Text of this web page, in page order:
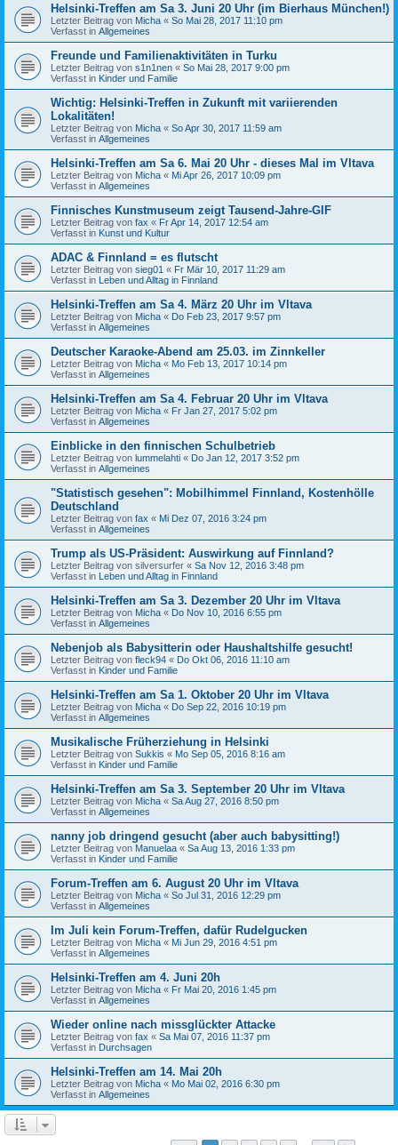
Helsinki-Treffen am Sa 3. Juni 20 Uhr (im Bierhaus München!)
Letzter Beitrag von Micha « So Mai 28, 2017 11:10 pm
Verfasst in Allgemeines
Freunde und Familienaktivitäten in Turku
Letzter Beitrag von s1n1nen « So Mai 28, 2017 9:00 pm
Verfasst in Kinder und Familie
Wichtig: Helsinki-Treffen in Zukunft mit variierenden
Lokalitäten!
Letzter Beitrag von Micha « So Apr 30, 2017 11:59 am
Verfasst in Allgemeines
Helsinki-Treffen am Sa 6. Mai 20 Uhr - dieses Mal im Vltava
Letzter Beitrag von Micha « Mi Apr 26, 2017 10:09 pm
Verfasst in Allgemeines
Finnisches Kunstmuseum zeigt Tausend-Jahre-GIF
Letzter Beitrag von fax « Fr Apr 14, 2017 12:54 am
Verfasst in Kunst und Kultur
ADAC & Finnland = es flutscht
Letzter Beitrag von sieg01 « Fr Mär 10, 2017 11:29 am
Verfasst in Leben und Alltag in Finnland
Helsinki-Treffen am Sa 4. März 20 Uhr im Vltava
Letzter Beitrag von Micha « Do Feb 23, 2017 9:57 pm
Verfasst in Allgemeines
Deutscher Karaoke-Abend am 25.03. im Zinnkeller
Letzter Beitrag von Micha « Mo Feb 13, 2017 10:14 pm
Verfasst in Allgemeines
Helsinki-Treffen am Sa 4. Februar 20 Uhr im Vltava
Letzter Beitrag von Micha « Fr Jan 27, 2017 5:02 pm
Verfasst in Allgemeines
Einblicke in den finnischen Schulbetrieb
Letzter Beitrag von lummelahti « Do Jan 12, 2017 3:52 pm
Verfasst in Allgemeines
"Statistisch gesehen": Mobilhimmel Finnland, Kostenhölle
Deutschland
Letzter Beitrag von fax « Mi Dez 07, 2016 3:24 pm
Verfasst in Allgemeines
Trump als US-Präsident: Auswirkung auf Finnland?
Letzter Beitrag von silversurfer « Sa Nov 12, 2016 3:48 pm
Verfasst in Leben und Alltag in Finnland
Helsinki-Treffen am Sa 3. Dezember 20 Uhr im Vltava
Letzter Beitrag von Micha « Do Nov 10, 2016 6:55 pm
Verfasst in Allgemeines
Nebenjob als Babysitterin oder Haushaltshilfe gesucht!
Letzter Beitrag von fleck94 « Do Okt 06, 2016 11:10 am
Verfasst in Kinder und Familie
Helsinki-Treffen am Sa 1. Oktober 20 Uhr im Vltava
Letzter Beitrag von Micha « Do Sep 22, 2016 10:19 pm
Verfasst in Allgemeines
Musikalische Früherziehung in Helsinki
Letzter Beitrag von Sukkis « Mo Sep 05, 2016 8:16 am
Verfasst in Kinder und Familie
Helsinki-Treffen am Sa 3. September 20 Uhr im Vltava
Letzter Beitrag von Micha « Sa Aug 27, 2016 8:50 pm
Verfasst in Allgemeines
nanny job dringend gesucht (aber auch babysitting!)
Letzter Beitrag von Manuelaa « Sa Aug 13, 2016 1:33 pm
Verfasst in Kinder und Familie
Forum-Treffen am 6. August 20 Uhr im Vltava
Letzter Beitrag von Micha « So Jul 31, 2016 12:29 pm
Verfasst in Allgemeines
Im Juli kein Forum-Treffen, dafür Rudelgucken
Letzter Beitrag von Micha « Mi Jun 29, 2016 4:51 pm
Verfasst in Allgemeines
Helsinki-Treffen am 4. Juni 20h
Letzter Beitrag von Micha « Fr Mai 20, 2016 1:45 pm
Verfasst in Allgemeines
Wieder online nach missglückter Attacke
Letzter Beitrag von fax « Sa Mai 07, 2016 11:37 pm
Verfasst in Durchsagen
Helsinki-Treffen am 14. Mai 20h
Letzter Beitrag von Micha « Mo Mai 02, 2016 6:30 pm
Verfasst in Allgemeines